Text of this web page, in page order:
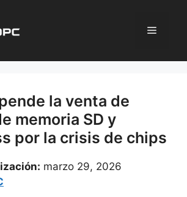
Menú
la venta de
memoria SD y
por la crisis de chips
marzo 29, 2026